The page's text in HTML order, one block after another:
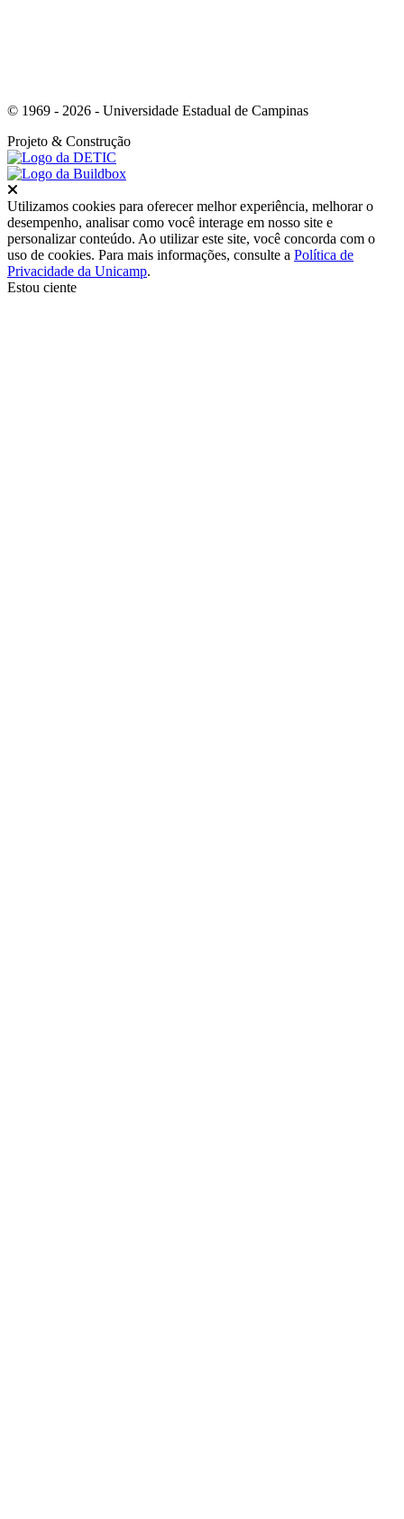
© 1969 - 2026 - Universidade Estadual de Campinas
Projeto & Construção
Utilizamos cookies para oferecer melhor experiência, melhorar o
desempenho, analisar como você interage em nosso site e
personalizar conteúdo. Ao utilizar este site, você concorda com o
uso de cookies. Para mais informações, consulte a Política de
Privacidade da Unicamp.
Estou ciente